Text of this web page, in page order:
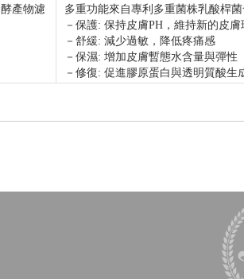
產物濾
多重功能來自專利多重菌株乳酸桿
－保護: 保持皮膚PH，維持新的皮
－舒緩: 減少過敏，降低疼痛感
－保濕: 增加皮膚暫態水含量與彈性
－修復: 促進膠原蛋白與透明質酸